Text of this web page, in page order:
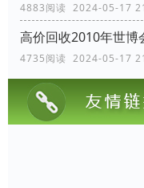
4883阅读 2024-05-17
高价回收2010年世博
4735阅读 2024-05-17